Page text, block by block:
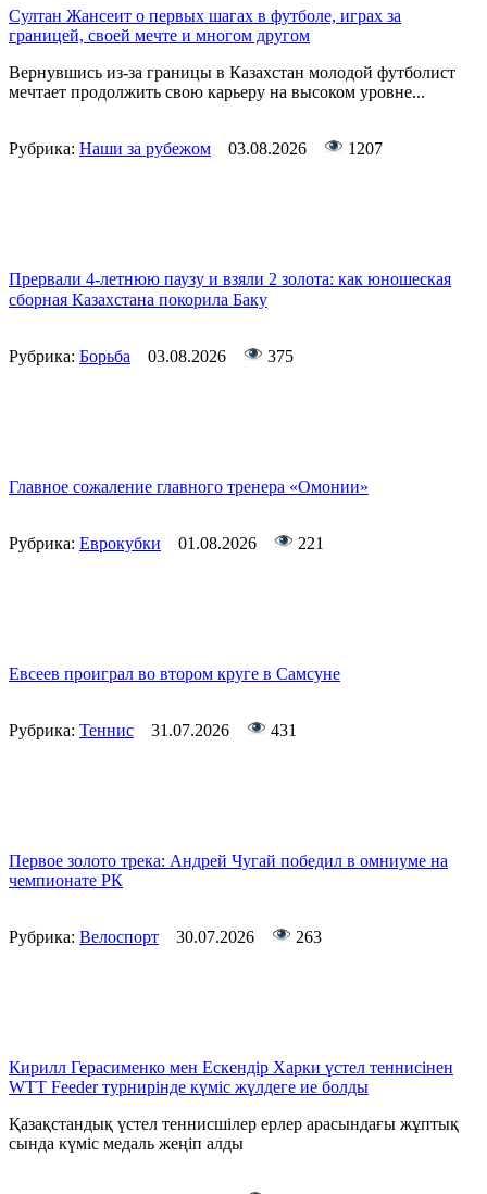
Султан Жансеит о первых шагах в футболе, играх за
границей, своей мечте и многом другом
Вернувшись из-за границы в Казахстан молодой футболист
мечтает продолжить свою карьеру на высоком уровне...
Рубрика: Наши за рубежом 03.08.2026 1207
Прервали 4-летнюю паузу и взяли 2 золота: как юношеская
сборная Казахстана покорила Баку
Рубрика: Борьба 03.08.2026 375
Главное сожаление главного тренера «Омонии»
Рубрика: Еврокубки 01.08.2026 221
Евсеев проиграл во втором круге в Самсуне
Рубрика: Теннис 31.07.2026 431
Первое золото трека: Андрей Чугай победил в омниуме на
чемпионате РК
Рубрика: Велоспорт 30.07.2026 263
Кирилл Герасименко мен Ескендір Харки үстел теннисінен
WTT Feeder турнирінде күміс жүлдеге ие болды
Қазақстандық үстел теннисшілер ерлер арасындағы жұптық
сында күміс медаль жеңіп алды